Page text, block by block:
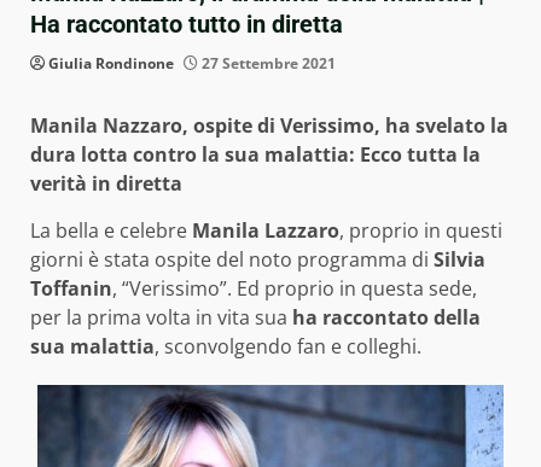
Ha raccontato tutto in diretta
Giulia Rondinone 27 Settembre 2021
Manila Nazzaro, ospite di Verissimo, ha svelato la
dura lotta contro la sua malattia: Ecco tutta la
verità in diretta
La bella e celebre Manila Lazzaro, proprio in questi
giorni è stata ospite del noto programma di Silvia
Toffanin, “Verissimo”. Ed proprio in questa sede,
per la prima volta in vita sua ha raccontato della
sua malattia, sconvolgendo fan e colleghi.